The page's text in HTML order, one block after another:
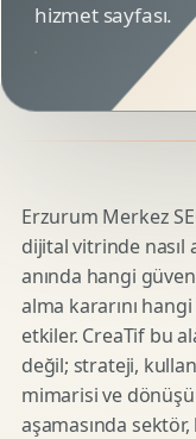
hizmet sayfası.
Erzurum Merkez
dijital vitrinde nasıl
anında hangi
alma kararını
etkiler. CreaTif bu
değil; strateji,
mimarisi ve
aşamasında